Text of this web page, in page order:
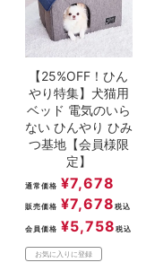
【25%OFF！ひん
やり特集】犬猫用
ベッド 電気のいら
ない ひんやり ひみ
つ基地【会員様限
定】
通常価格 ¥7,678
販売価格 ¥7,678 税込
会員価格 ¥5,758 税込
お気に入りに登録